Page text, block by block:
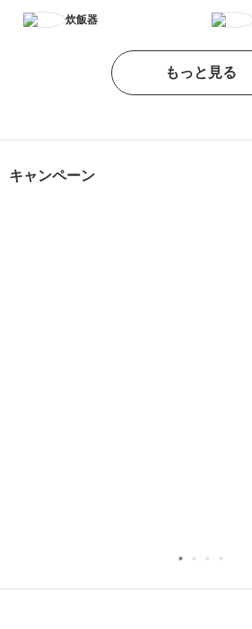
炊飯器
もっと見る
キャンペーン